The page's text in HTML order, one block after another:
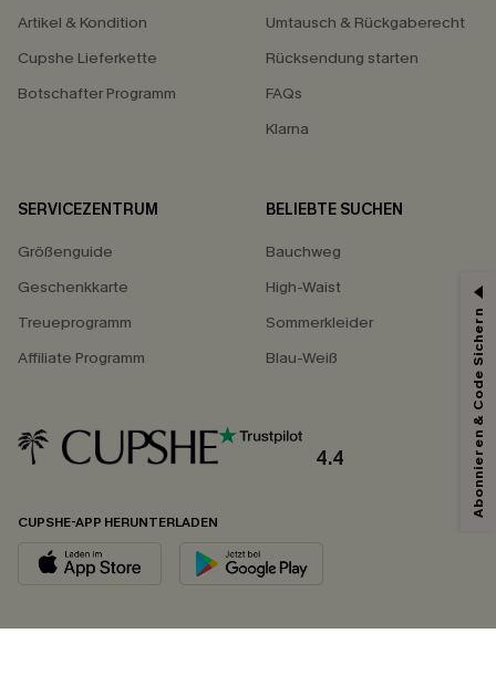
Artikel & Kondition
Cupshe Lieferkette
Botschafter Programm
Umtausch & Rückgaberecht
Rücksendung starten
FAQs
Klarna
SERVICEZENTRUM
Größenguide
Geschenkkarte
Treueprogramm
Affiliate Programm
BELIEBTE SUCHEN
Bauchweg
High-Waist
Sommerkleider
Blau-Weiß
4.4
CUPSHE-APP HERUNTERLADEN
Abonnieren & Code Sichern